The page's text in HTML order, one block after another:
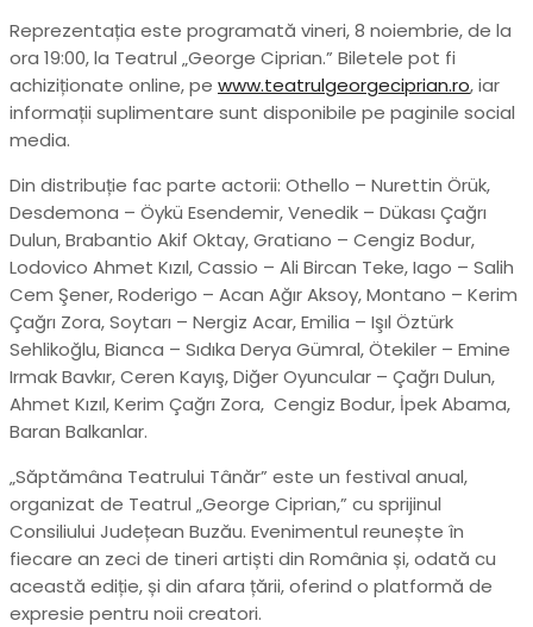
Reprezentația este programată vineri, 8 noiembrie, de la
ora 19:00, la Teatrul „George Ciprian.” Biletele pot fi
achiziționate online, pe www.teatrulgeorgeciprian.ro, iar
informații suplimentare sunt disponibile pe paginile social
media.
Din distribuție fac parte actorii: Othello – Nurettin Örük,
Desdemona – Öykü Esendemir, Venedik – Dükası Çağrı
Dulun, Brabantio Akif Oktay, Gratiano – Cengiz Bodur,
Lodovico Ahmet Kızıl, Cassio – Ali Bircan Teke, Iago – Salih
Cem Şener, Roderigo – Acan Ağır Aksoy, Montano – Kerim
Çağrı Zora, Soytarı – Nergiz Acar, Emilia – Işıl Öztürk
Sehlikoğlu, Bianca – Sıdıka Derya Gümral, Ötekiler – Emine
Irmak Bavkır, Ceren Kayış, Diğer Oyuncular – Çağrı Dulun,
Ahmet Kızıl, Kerim Çağrı Zora, Cengiz Bodur, İpek Abama,
Baran Balkanlar.
„Săptămâna Teatrului Tânăr” este un festival anual,
organizat de Teatrul „George Ciprian,” cu sprijinul
Consiliului Județean Buzău. Evenimentul reunește în
fiecare an zeci de tineri artiști din România și, odată cu
această ediție, și din afara țării, oferind o platformă de
expresie pentru noii creatori.